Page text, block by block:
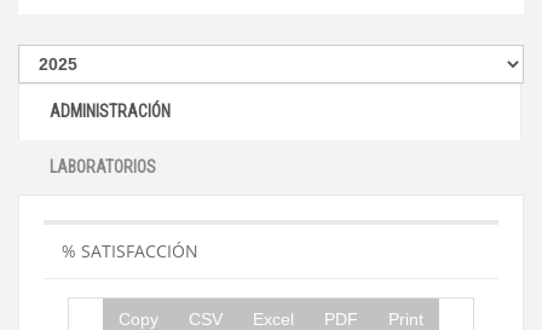
ADMINISTRACIÓN
LABORATORIOS
% SATISFACCIÓN
Copy CSV Excel PDF Print